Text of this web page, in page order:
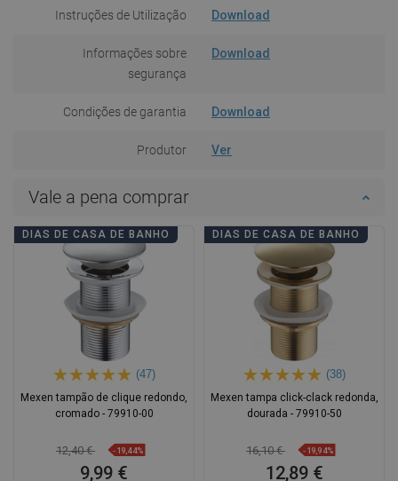
Instruções de Utilização Download
Informações sobre
segurança
Download
Condições de garantia Download
Produtor Ver
Vale a pena comprar
DIAS DE CASA DE BANHO
(47)
Mexen tampão de clique redondo,
cromado - 79910-00
12,40 € -19,44%
9,99 €
DIAS DE CASA DE BANHO
(38)
Mexen tampa click-clack redonda,
dourada - 79910-50
16,10 € -19,94%
12,89 €